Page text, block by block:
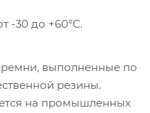
-30 до +60°С.
выполненные по
резины.
на промышленных